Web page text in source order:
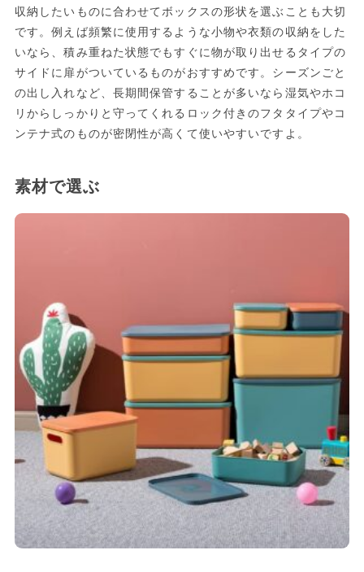
収納したいものに合わせてボックスの形状を選ぶことも大切
です。例えば頻繁に使用するような小物や衣類の収納をした
いなら、積み重ねた状態でもすぐに物が取り出せるタイプの
サイドに扉がついているものがおすすめです。シーズンごと
の出し入れなど、長期間保管することが多いなら湿気やホコ
リからしっかりと守ってくれるロック付きのフタタイプやコ
ンテナ式のものが密閉性が高くて使いやすいですよ。
素材で選ぶ